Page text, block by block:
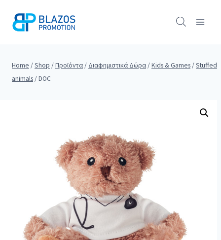
Home /Shop /Προϊόντα / Διαφημιστικά Δώρα /Kids & Games /Stuffed
animals /DOC